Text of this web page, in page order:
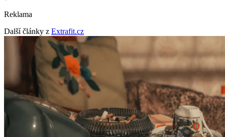
Reklama
Další články z Extrafit.cz